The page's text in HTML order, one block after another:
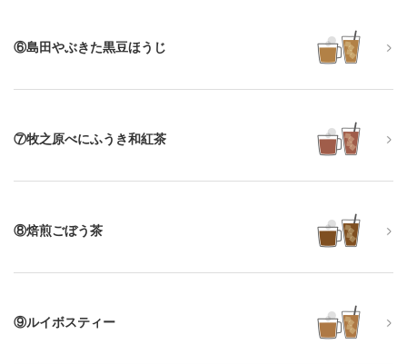
⑥島田やぶきた黒豆ほうじ
⑦牧之原べにふうき和紅茶
⑧焙煎ごぼう茶
⑨ルイボスティー